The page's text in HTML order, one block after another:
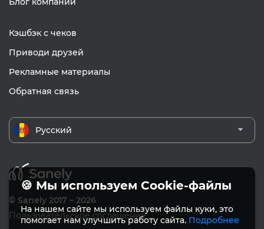
Кэшбэк с чеков
Приводи друзей
Рекламные материалы
Обратная связь
Русский
© Sanely 2017 – 2026
Пользовательское соглашение
🍪 Мы используем Cookie-файлы
На нашем сайте мы используем файлы куки, это
помогает нам улучшить работу сайта. Подробнее